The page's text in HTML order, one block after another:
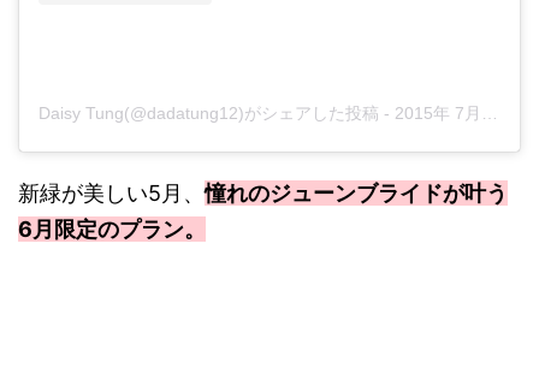
Daisy Tung(@dadatung12)がシェアした投稿 - 2015年 7月月4日午後7時41分PDT
新緑が美しい5月、憧れのジューンブライドが叶う
6月限定のプラン。